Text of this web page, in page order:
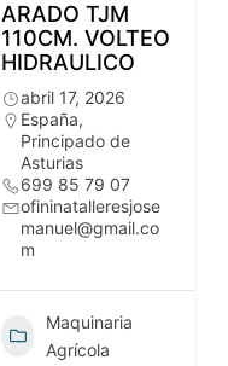
ARADO TJM
110CM. VOLTEO
HIDRAULICO
abril 17, 2026
España,
Principado de
Asturias
699 85 79 07
ofininatalleresjose
manuel@gmail.co
m
Maquinaria
Agrícola